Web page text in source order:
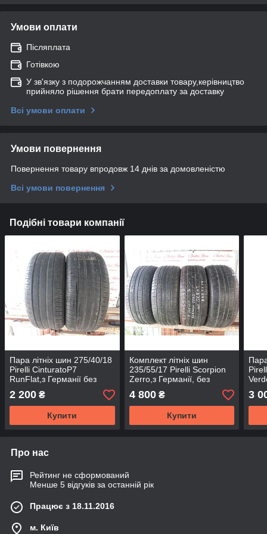
Умови оплати
Післяплата
Готівкою
У зв'язку з подорожчанням доставки товару,керівництво
прийняло рішення брати передоплату за доставку
Всі умови оплати
Умови повернення
Повернення товару впродовж 14 днів за домовленістю
Всі умови повернення
Подібні товари компанії
Пара літніх шин 275/40/18
Pirelli CinturatoP7
RunFlat,з Германії без
пробігу по Україні
2 200 ₴
Купити
Комплект літніх шин
235/55/17 Pirelli Scorpion
Zerro,з Германії, без
пробігу по Україні
4 800₴
Купити
3
Про нас
Рейтинг не сформований
Менше 5 відгуків за останній рік
Працює з 18.11.2016
м. Київ